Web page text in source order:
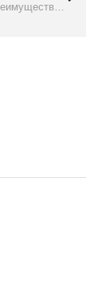
10 главных преимуществ присоединения к нам